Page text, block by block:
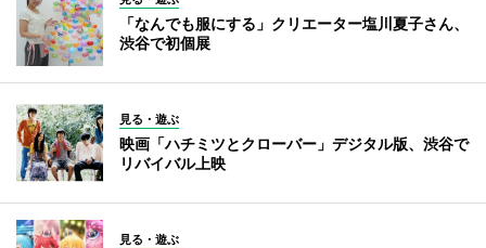
「なんでも服にする」クリエーター塩川夏子さん、
渋谷で初個展
見る・遊ぶ
映画「ハチミツとクローバー」デジタル版、渋谷で
リバイバル上映
見る・遊ぶ